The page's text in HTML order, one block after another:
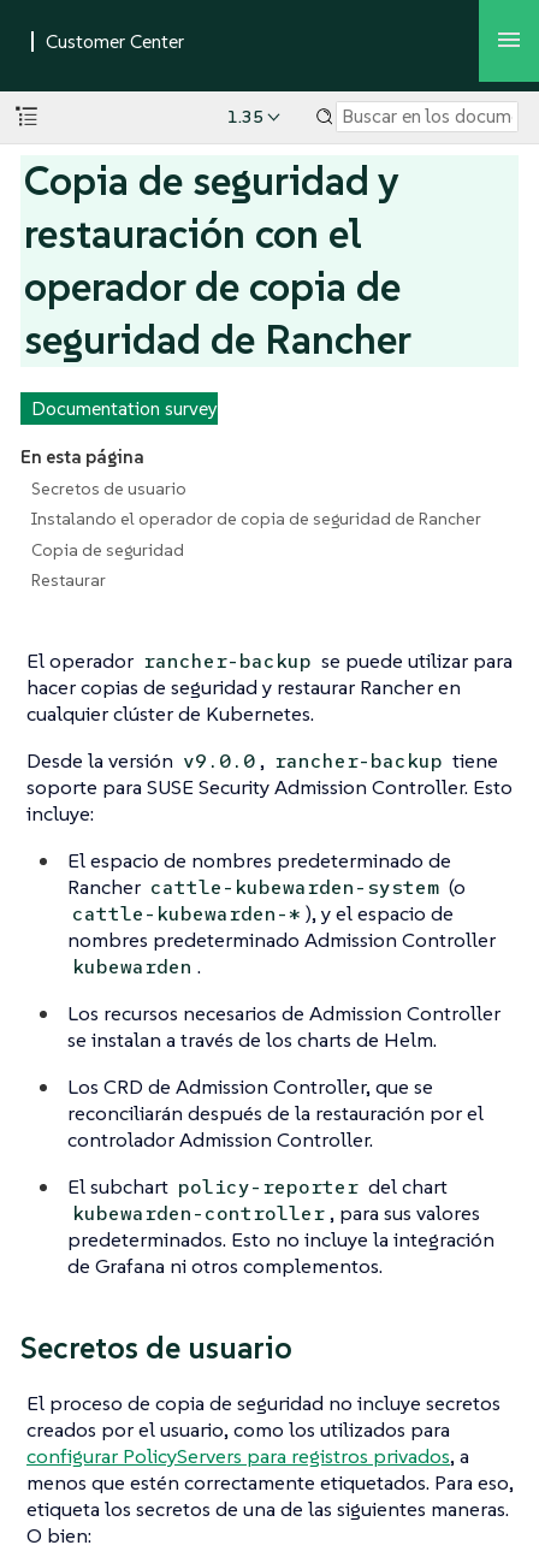
1.35
Copia de seguridad y
restauración con el
operador de copia de
seguridad de Rancher
Documentation survey
En esta página
Secretos de usuario
Instalando el operador de copia de seguridad de Rancher
Copia de seguridad
Restaurar
El operador rancher-backup se puede utilizar para
hacer copias de seguridad y restaurar Rancher en
cualquier clúster de Kubernetes.
Desde la versión v9.0.0, rancher-backup tiene
soporte para SUSE Security Admission Controller. Esto
incluye:
El espacio de nombres predeterminado de
Rancher cattle-kubewarden-system (o
cattle-kubewarden-* ), y el espacio de
nombres predeterminado Admission Controller
kubewarden .
Los recursos necesarios de Admission Controller
se instalan a través de los charts de Helm.
Los CRD de Admission Controller, que se
reconciliarán después de la restauración por el
controlador Admission Controller.
El subchart policy-reporter del chart
kubewarden-controller, para sus valores
predeterminados. Esto no incluye la integración
de Grafana ni otros complementos.
Secretos de usuario
El proceso de copia de seguridad no incluye secretos
creados por el usuario, como los utilizados para
configurar PolicyServers para registros privados, a
menos que estén correctamente etiquetados. Para eso,
etiqueta los secretos de una de las siguientes maneras.
O bien: